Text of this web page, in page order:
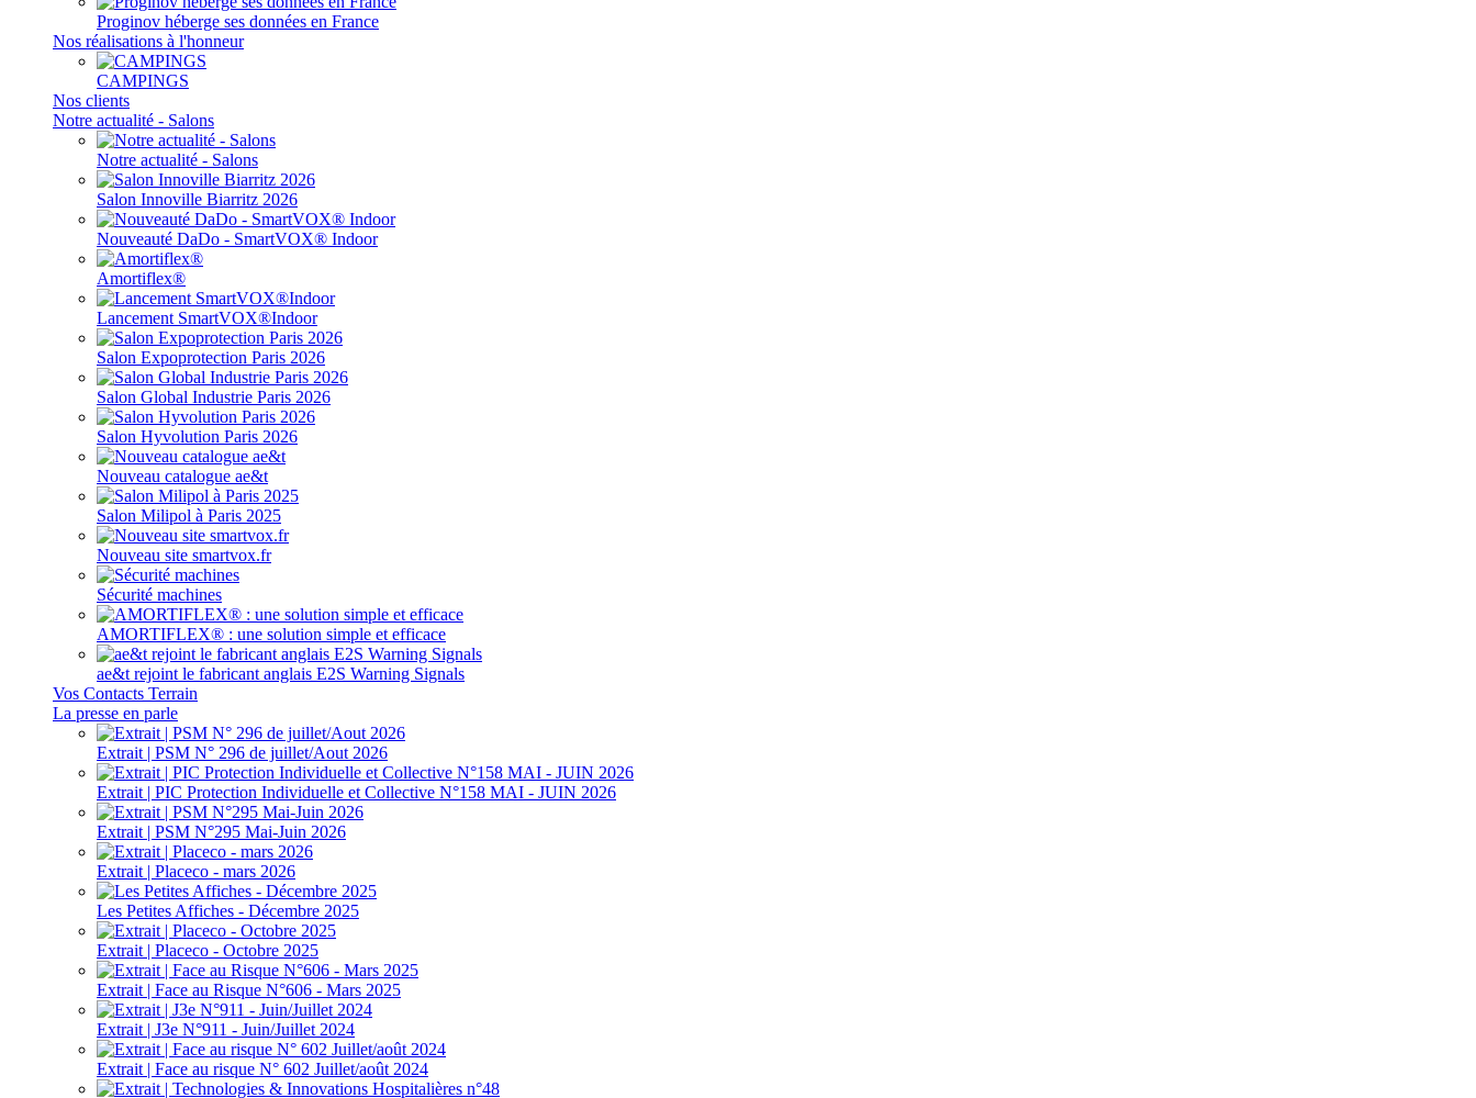
Proginov héberge ses données en France
Nos réalisations à l'honneur
CAMPINGS
Nos clients
Notre actualité - Salons
Notre actualité - Salons
Salon Innoville Biarritz 2026
Nouveauté DaDo - SmartVOX® Indoor
Amortiflex®
Lancement SmartVOX®Indoor
Salon Expoprotection Paris 2026
Salon Global Industrie Paris 2026
Salon Hyvolution Paris 2026
Nouveau catalogue ae&t
Salon Milipol à Paris 2025
Nouveau site smartvox.fr
Sécurité machines
AMORTIFLEX® : une solution simple et efficace
ae&t rejoint le fabricant anglais E2S Warning Signals
Vos Contacts Terrain
La presse en parle
Extrait | PSM N° 296 de juillet/Aout 2026
Extrait | PIC Protection Individuelle et Collective N°158 MAI - JUIN 2026
Extrait | PSM N°295 Mai-Juin 2026
Extrait | Placeco - mars 2026
Les Petites Affiches - Décembre 2025
Extrait | Placeco - Octobre 2025
Extrait | Face au Risque N°606 - Mars 2025
Extrait | J3e N°911 - Juin/Juillet 2024
Extrait | Face au risque N° 602 Juillet/août 2024